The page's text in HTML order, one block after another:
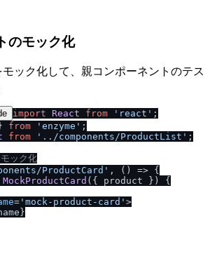
のモック化
ック化して、親コンポーネントのテス
import React from 'react'
from 'enzyme'
from '.. /components/ProductList' ;
ック化
/ProductCard' , () => {
MockProductCard ( { product } ) {
= 'mock-product-card' >